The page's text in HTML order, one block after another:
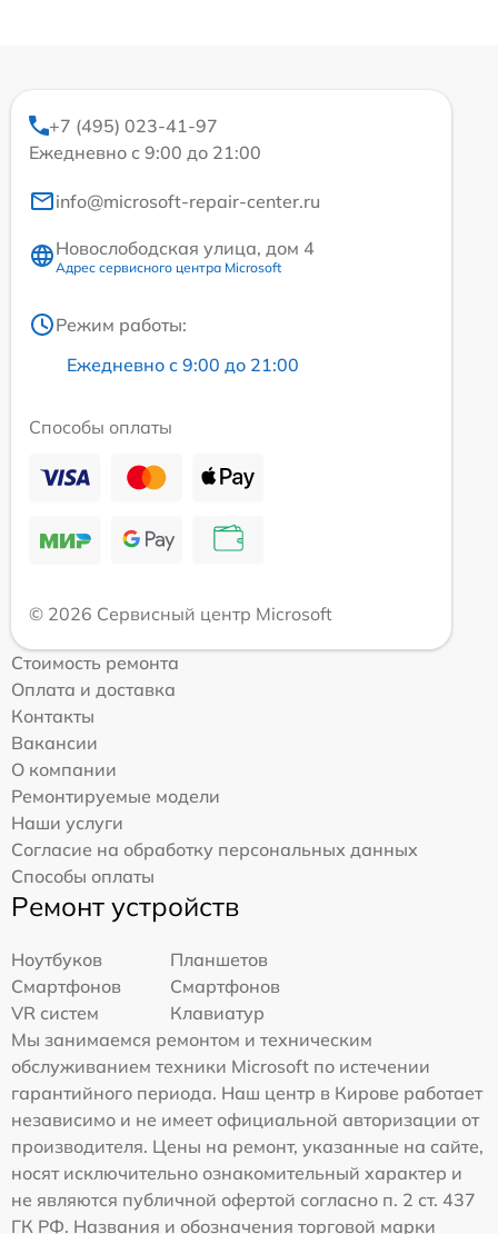
+7 (495) 023-41-97
Ежедневно с 9:00 до 21:00
info@microsoft-repair-center.ru
Новослободская улица, дом 4
Адрес сервисного центра Microsoft
Режим работы:
Ежедневно с 9:00 до 21:00
Способы оплаты
© 2026 Сервисный центр Microsoft
Стоимость ремонта
Оплата и доставка
Контакты
Вакансии
О компании
Ремонтируемые модели
Наши услуги
Согласие на обработку персональных данных
Способы оплаты
Ремонт устройств
Ноутбуков
Планшетов
Смартфонов
Смартфонов
VR систем
Клавиатур
Мы занимаемся ремонтом и техническим
обслуживанием техники Microsoft по истечении
гарантийного периода. Наш центр в Кирове работает
независимо и не имеет официальной авторизации от
производителя. Цены на ремонт, указанные на сайте,
носят исключительно ознакомительный характер и
не являются публичной офертой согласно п. 2 ст. 437
ГК РФ. Названия и обозначения торговой марки